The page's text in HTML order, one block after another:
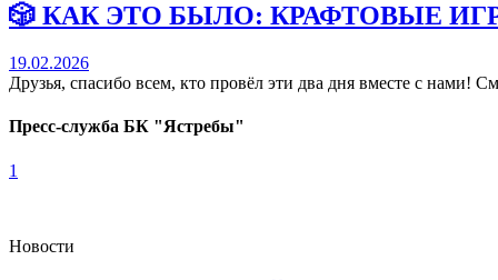
🎲 КАК ЭТО БЫЛО: КРАФТОВЫЕ
19.02.2026
Друзья, спасибо всем, кто провёл эти два дня вместе с нами!
Пресс-служба БК "Ястребы"
1
Новости